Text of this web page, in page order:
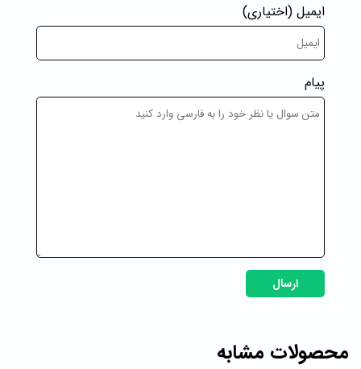
ایمیل (اختیاری)
پیام
ارسال
محصولات مشابه